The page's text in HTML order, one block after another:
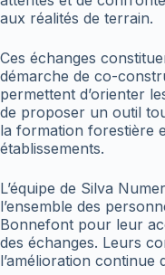
aux réalités de terrain.
Ces échanges
démarche de co-
permettent d’orienter
de proposer un outil
la formation forestière
établissements.
L’équipe de Silva
l’ensemble des
Bonnefont pour leur
des échanges. Leurs
l’amélioration continue